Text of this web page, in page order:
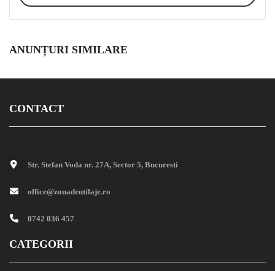
ANUNȚURI SIMILARE
CONTACT
Str. Stefan Voda nr. 27A, Sector 5, Bucuresti
office@zonadeutilaje.ro
0742 036 457
CATEGORII